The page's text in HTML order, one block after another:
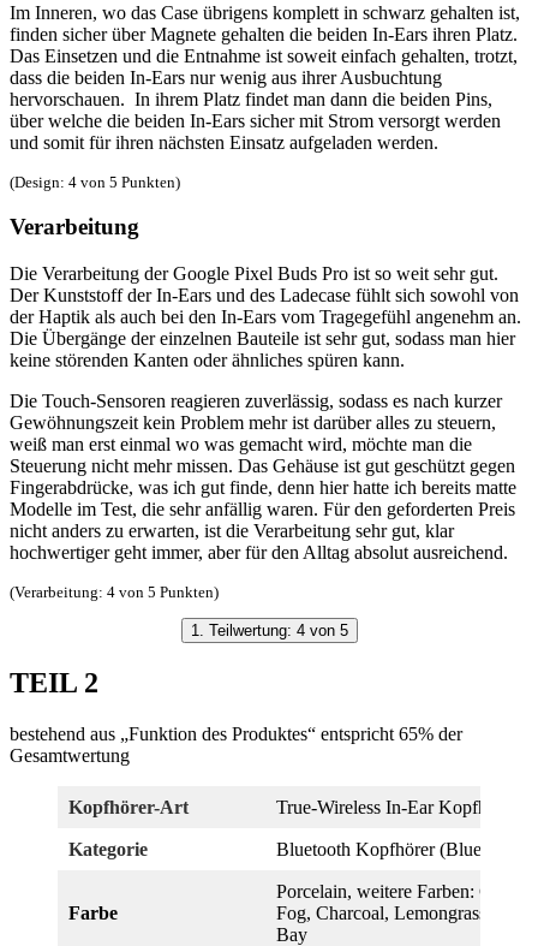
Im Inneren, wo das Case übrigens komplett in schwarz gehalten ist,
finden sicher über Magnete gehalten die beiden In-Ears ihren Platz.
Das Einsetzen und die Entnahme ist soweit einfach gehalten, trotzt,
dass die beiden In-Ears nur wenig aus ihrer Ausbuchtung
hervorschauen. In ihrem Platz findet man dann die beiden Pins,
über welche die beiden In-Ears sicher mit Strom versorgt werden
und somit für ihren nächsten Einsatz aufgeladen werden.
(Design: 4 von 5 Punkten)
Verarbeitung
Die Verarbeitung der Google Pixel Buds Pro ist so weit sehr gut.
Der Kunststoff der In-Ears und des Ladecase fühlt sich sowohl von
der Haptik als auch bei den In-Ears vom Tragegefühl angenehm an.
Die Übergänge der einzelnen Bauteile ist sehr gut, sodass man hier
keine störenden Kanten oder ähnliches spüren kann.
Die Touch-Sensoren reagieren zuverlässig, sodass es nach kurzer
Gewöhnungszeit kein Problem mehr ist darüber alles zu steuern,
weiß man erst einmal wo was gemacht wird, möchte man die
Steuerung nicht mehr missen. Das Gehäuse ist gut geschützt gegen
Fingerabdrücke, was ich gut finde, denn hier hatte ich bereits matte
Modelle im Test, die sehr anfällig waren. Für den geforderten Preis
nicht anders zu erwarten, ist die Verarbeitung sehr gut, klar
hochwertiger geht immer, aber für den Alltag absolut ausreichend.
(Verarbeitung: 4 von 5 Punkten)
1. Teilwertung: 4 von 5
TEIL 2
bestehend aus „Funktion des Produktes“ entspricht 65% der
Gesamtwertung
Kopfhörer-Art True-Wireless In-Ear Kopfhörer
Kategorie Bluetooth Kopfhörer (Bluetooth
Farbe
Porcelain, weitere Farben: Coral,
Fog, Charcoal, Lemongrass und
Bay